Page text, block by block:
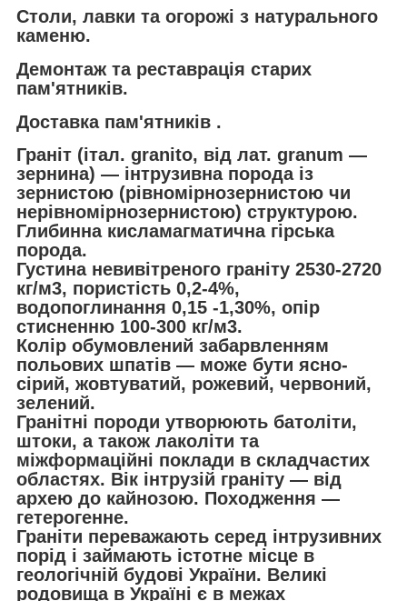
Столи, лавки та огорожі з натурального
каменю.
Демонтаж та реставрація старих
пам'ятників.
Доставка пам'ятників .
Граніт (італ. granito, від лат. granum —
зернина) — інтрузивна порода із
зернистою (рівномірнозернистою чи
нерівномірнозернистою) структурою.
Глибинна кисламагматична гірська
порода.
Густина невивітреного граніту 2530-2720
кг/м3, пористість 0,2-4%,
водопоглинання 0,15 -1,30%, опір
стисненню 100-300 кг/м3.
Колір обумовлений забарвленням
польових шпатів — може бути ясно-
сірий, жовтуватий, рожевий, червоний,
зелений.
Гранітні породи утворюють батоліти,
штоки, а також лаколіти та
міжформаційні поклади в складчастих
областях. Вік інтрузій граніту — від
архею до кайнозою. Походження —
гетерогенне.
Граніти переважають серед інтрузивних
порід і займають істотне місце в
геологічній будові України. Великі
родовища в Україні є в межах